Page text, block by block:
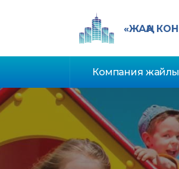
«ЖАҢА
Компания жайлы